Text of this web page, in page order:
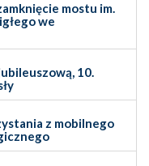
mostu im.
we
10.
z mobilnego